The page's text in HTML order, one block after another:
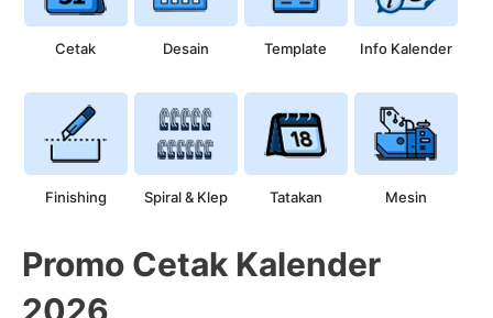
Cetak Desain Template Info Kalender
Finishing Spiral & Klep Tatakan Mesin
Promo Cetak Kalender
2026